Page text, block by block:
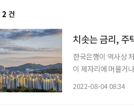
2 건
치솟는 금리, 주
한국은행이 역사상
이 제자리에 머물거
2022-08-04 08:34